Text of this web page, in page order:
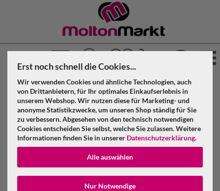
Erst noch schnell die Cookies...
Wir verwenden Cookies und ähnliche Technologien, auch
von Drittanbietern, für Ihr optimales Einkaufserlebnis in
unserem Webshop. Wir nutzen diese für Marketing- und
anonyme Statistikzwecke, um unseren Shop ständig für Sie
zu verbessern. Abgesehen von den technisch notwendigen
Cookies entscheiden Sie selbst, welche Sie zulassen. Weitere
Informationen finden Sie in unserer Datenschutzerklärung.
Alle auswählen
Nur Notwendige
Konto erstellen
Molton Sets
Molton Markt » »
Filter